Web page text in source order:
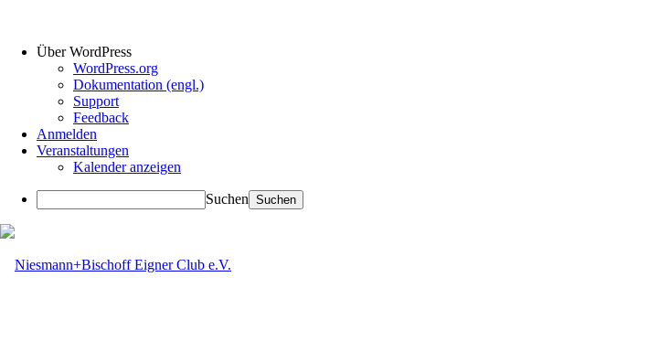
Über WordPress
WordPress.org
Dokumentation (engl.)
Support
Feedback
Anmelden
Veranstaltungen
Kalender anzeigen
Suchen